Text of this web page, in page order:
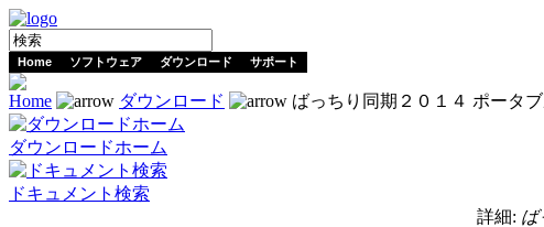
Home ソフトウェア ダウンロード サポート
Home ダウンロード ばっちり同期２０１４ ポータ
ダウンロードホーム
ドキュメント検索
詳細: ば